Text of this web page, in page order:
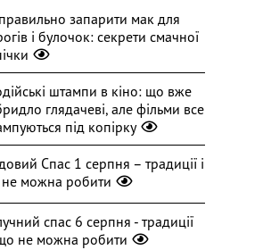
запарити мак для
і булочок: секрети смачної
штампи в кіно: що вже
глядачеві, але фільми все
під копірку
Спас 1 серпня – традиції і
можна робити
спас 6 серпня - традиції
не можна робити